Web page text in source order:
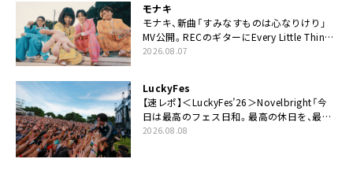
モナキ
モナキ、新曲「すみなすものは心なりけり」
MV公開。RECのギターにEvery Little Thing・
伊藤一朗参加も
2026.08.07
LuckyFes
【速レポ】＜LuckyFes’26＞Novelbright「今
日は最高のフェス日和。最高の休日を、最高
の夏休みを作っていきたい」
2026.08.08